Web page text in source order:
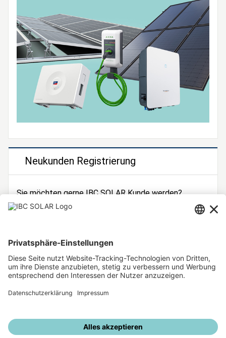
Neukunden Registrierung
Sie möchten gerne IBC SOLAR Kunde werden?
Dann registrieren Sie sich jetzt!
Unsere weiteren Angebote
IBC SOLAR Webseite